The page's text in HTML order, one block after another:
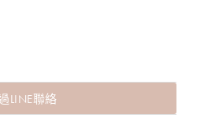
LINE聯絡